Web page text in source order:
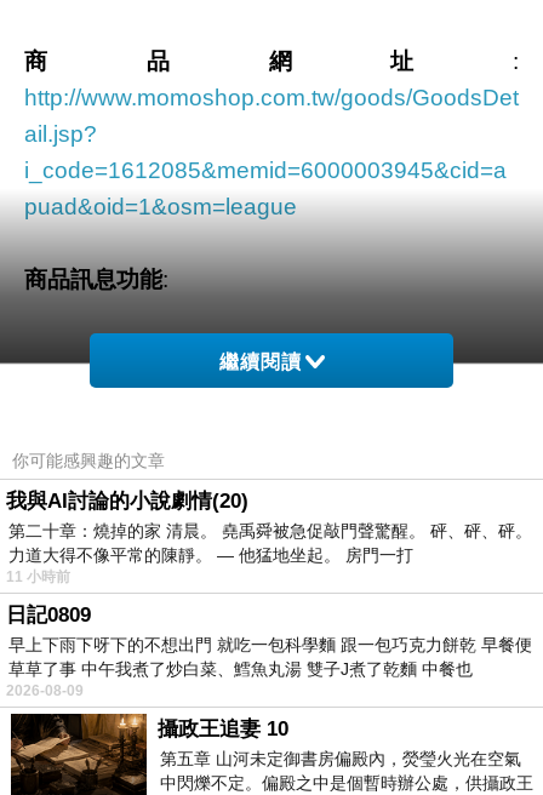
商品網址 :
http://www.momoshop.com.tw/goods/GoodsDet
ail.jsp?
i_code=1612085&memid=6000003945&cid=a
puad&oid=1&osm=league
商品訊息功能:
品號：1612085
愈是簡單的造型設計．愈能穿出個人的風格品
俐落的造型設計．搭配斜接的彩條花色
強烈的色系組合．展現出不同與以往的視覺色彩
商品訊息描述:
繼續閱讀
你可能感興趣的文章
我與AI討論的小說劇情(20)
第二十章：燒掉的家 清晨。 堯禹舜被急促敲門聲驚醒。 砰、砰、砰。
力道大得不像平常的陳靜。 — 他猛地坐起。 房門一打
11 小時前
日記0809
早上下雨下呀下的不想出門 就吃一包科學麵 跟一包巧克力餅乾 早餐便
草草了事 中午我煮了炒白菜、鱈魚丸湯 雙子J煮了乾麵 中餐也
2026-08-09
攝政王追妻 10
第五章 山河未定御書房偏殿內，熒瑩火光在空氣
中閃爍不定。偏殿之中是個暫時辦公處，供攝政王